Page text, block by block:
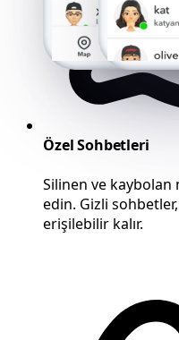
Özel Sohbetleri
Silinen ve kaybolan
edin. Gizli
erişilebilir kalır.